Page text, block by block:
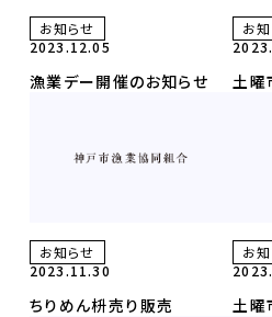
個人情報保護
お知らせ
2023.12.05
漁業デー開催のお知らせ
お
土曜
お知らせ
2023.11.30
ちりめん枡売り販売
お
土曜